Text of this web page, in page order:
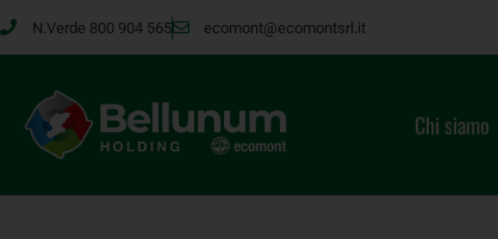
N.Verde 800 904 565 ecomont@ecomontsrl.it
Chi siamo